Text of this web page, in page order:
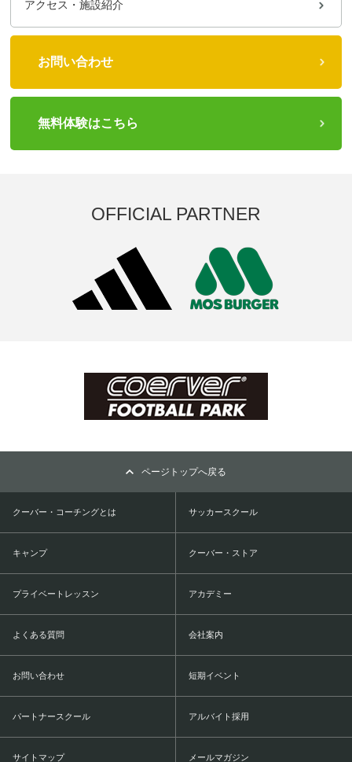
アクセス・施設紹介
お問い合わせ
無料体験はこちら
OFFICIAL PARTNER
ページトップへ戻る
クーバー・コーチングとは サッカースクール
キャンプ クーバー・ストア
プライベートレッスン アカデミー
よくある質問 会社案内
お問い合わせ 短期イベント
パートナースクール アルバイト採用
サイトマップ メールマガジン